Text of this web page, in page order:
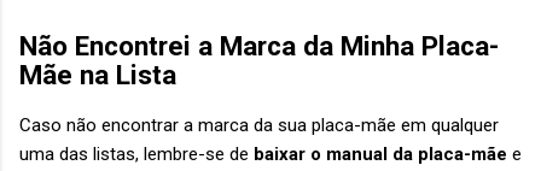
Não Encontrei a Marca da Minha Placa-
Mãe na Lista
Caso não encontrar a marca da sua placa-mãe em qualquer
uma das listas, lembre-se de baixar o manual da placa-mãe e